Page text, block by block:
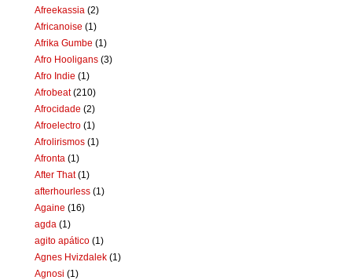
Afreekassia (2)
Africanoise (1)
Afrika Gumbe (1)
Afro Hooligans (3)
Afro Indie (1)
Afrobeat (210)
Afrocidade (2)
Afroelectro (1)
Afrolirismos (1)
Afronta (1)
After That (1)
afterhourless (1)
Againe (16)
agda (1)
agito apático (1)
Agnes Hvizdalek (1)
Agnosi (1)